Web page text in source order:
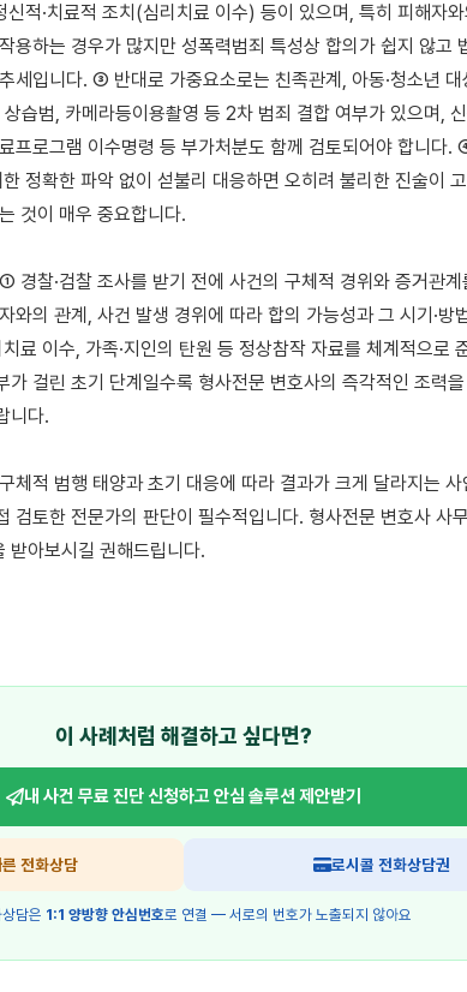
신적·치료적 조치(심리치료 이수) 등이 있으며, 특히 피해자
용하는 경우가 많지만 성폭력범죄 특성상 합의가 쉽지 않고
세입니다. ③ 반대로 가중요소로는 친족관계, 아동·청소년
습범, 카메라등이용촬영 등 2차 범죄 결합 여부가 있으며,
프로그램 이수명령 등 부가처분도 함께 검토되어야 합니다.
정확한 파악 없이 섣불리 대응하면 오히려 불리한 진술이
것이 매우 중요합니다.
경찰·검찰 조사를 받기 전에 사건의 구체적 경위와 증거관계
와의 관계, 사건 발생 경위에 따라 합의 가능성과 그 시기·방
료 이수, 가족·지인의 탄원 등 정상참작 자료를 체계적으로
가 걸린 초기 단계일수록 형사전문 변호사의 즉각적인 조력
니다.
체적 범행 태양과 초기 대응에 따라 결과가 크게 달라지는 사
검토한 전문가의 판단이 필수적입니다. 형사전문 변호사 사
받아보시길 권해드립니다.
이 사례처럼 해결하고 싶다면?
내 사건 무료 진단 신청하고안심 솔루션 제안받기
전화상담 로시콜 전화상담권
담은 1:1 양방향 안심번호로 연결 — 서로의 번호가 노출되지 않아요